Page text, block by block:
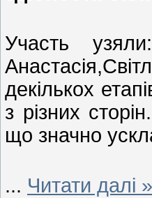
Участь
декількох
з різних
що значно
... Читати далі »